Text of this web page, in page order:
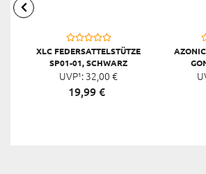
XLC FEDERSATTELSTÜTZE
SP01-01, SCHWARZ
UVP¹: 32,00 €
19,99€